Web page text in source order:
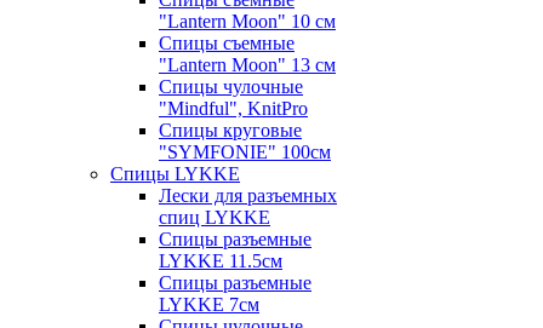
"Lantern Moon" 10 см
Спицы съемные
"Lantern Moon" 13 см
Спицы чулочные
"Mindful", KnitPro
Спицы круговые
"SYMFONIE" 100см
Спицы LYKKE
Лески для разъемных
спиц LYKKE
Спицы разъемные
LYKKE 11.5см
Спицы разъемные
LYKKE 7см